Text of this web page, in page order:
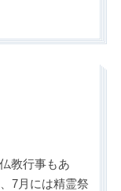
教行事もあ
7月には精霊祭